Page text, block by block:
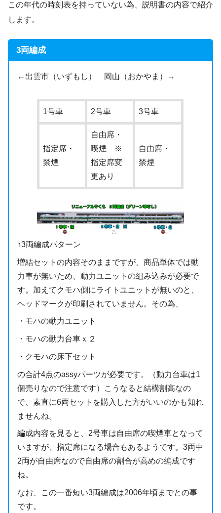
この年代の時刻表を持っていない為、説明書の内容で紹介
します。
3両編成
←出雲市（いずもし） 岡山（おかやま）→
1号車 2号車 3号車
指定席・
禁煙
自由席・
喫煙 ※
指定席変
更あり
自由席・
禁煙
↑3両編成パターン
増結セットの内容そのままですが、商品単体では動
力車が無いため、動力ユニットの組み込みが必要で
す。加えてクモハ側にライトユニットが無いのと、
ヘッドマークが印刷されていません。その為、
・モハの動力ユニット
・モハの動力台車ｘ２
・クモハの床下セット
の合計4点のassyパーツが必要です。（動力台車は1
個売りなので注意です）こうなると結構割高なの
で、素直に6両セットを購入した方がいいのかも知れ
ませんね。
編成内容を見ると、2号車は自由席の喫煙車となって
いますが、指定席になる場合もあるようです。3両中
2両が自由席なので自由席の割合が高めの編成です
ね。
なお、この一番短い3両編成は2006年頃までとの事
です。